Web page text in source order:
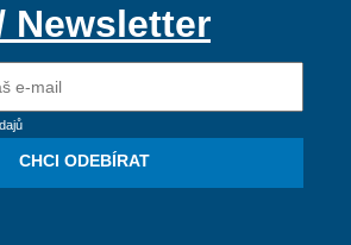
Newsletter
CHCI ODEBÍRAT